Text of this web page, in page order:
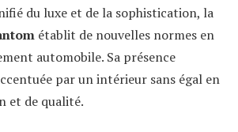
du luxe et de la sophistication, la
établit de nouvelles normes en
automobile. Sa présence
par un intérieur sans égal en
et de qualité.